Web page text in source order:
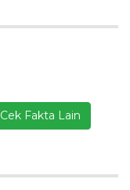
Cek Fakta Lain